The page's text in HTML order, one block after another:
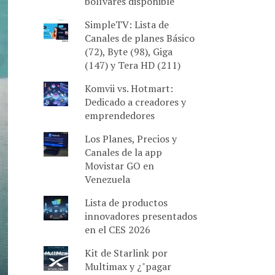
SimpleTV: Lista de
Canales de planes Básico
(72), Byte (98), Giga
(147) y Tera HD (211)
Komvii vs. Hotmart:
Dedicado a creadores y
emprendedores
Los Planes, Precios y
Canales de la app
Movistar GO en
Venezuela
Lista de productos
innovadores presentados
en el CES 2026
Kit de Starlink por
Multimax y ¿"pagar